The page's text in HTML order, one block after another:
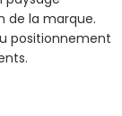
de la marque.
positionnement